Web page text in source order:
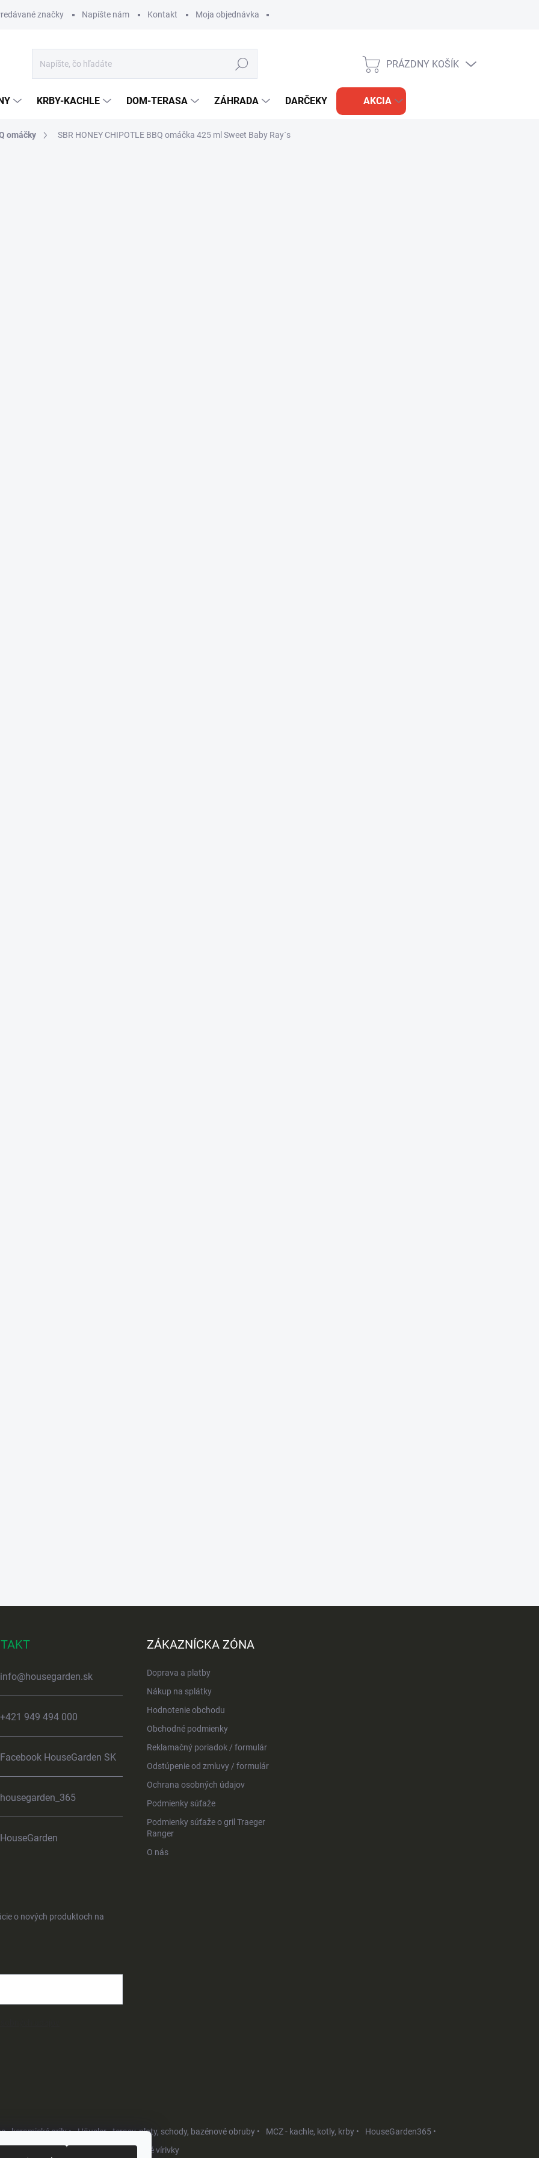
značky Napíšte nám Kontakt Moja objednávka
Hľadať
NÁKUPNÝ
PRÁZDNY KOŠÍK
KRBY-KACHLE DOM-TERASA ZÁHRADA DARČEKY AKCIA
omáčky SBR HONEY CHIPOTLE BBQ omáčka 425 ml Sweet Baby Ray´s
info@housegarden.sk
+421 949 494 000
Facebook HouseGarden SK
housegarden_365
HouseGarden
ZÁKAZNÍCKA ZÓNA
Doprava a platby
Nákup na splátky
Hodnotenie obchodu
Obchodné podmienky
Reklamačný poriadok / formulár
Odstúpenie od zmluvy / formulár
Ochrana osobných údajov
Podmienky súťaže
Podmienky súťaže o gril Traeger
Ranger
O nás
o nových produktoch na
- keramické grily • Häusler - terasy, ploty, schody, bazénové obruby • MCZ - kachle, kotly, krby •
HouseGarden365 •
Softub - luxusné vírivky